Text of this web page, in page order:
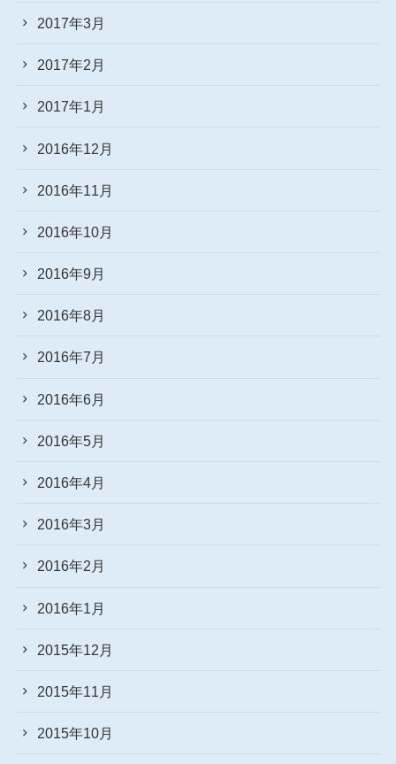
2017年3月
2017年2月
2017年1月
2016年12月
2016年11月
2016年10月
2016年9月
2016年8月
2016年7月
2016年6月
2016年5月
2016年4月
2016年3月
2016年2月
2016年1月
2015年12月
2015年11月
2015年10月